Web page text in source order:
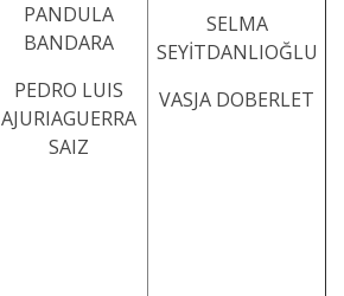
PANDULA
BANDARA
PEDRO LUIS
AJURIAGUERRA
SAIZ
SELMA
SEYİTDANLIOĞLU
VASJA DOBERLET